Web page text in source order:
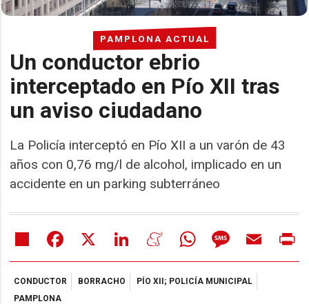
PAMPLONA ACTUAL
Un conductor ebrio
interceptado en Pío XII tras
un aviso ciudadano
La Policía interceptó en Pío XII a un varón de 43
años con 0,76 mg/l de alcohol, implicado en un
accidente en un parking subterráneo
Share Facebook LinkedIn MeneameWhatsAppMessageEmail
CONDUCTOR BORRACHO
PÍO XII; POLICÍA MUNICIPAL
PAMPLONA